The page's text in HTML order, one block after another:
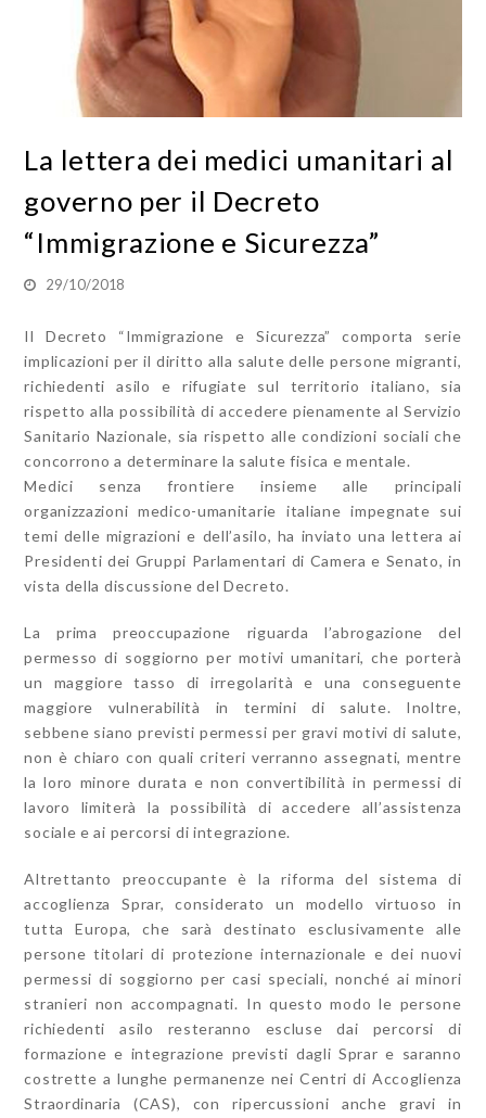
La lettera dei medici umanitari al
governo per il Decreto
“Immigrazione e Sicurezza”
29/10/2018
Il Decreto “Immigrazione e Sicurezza” comporta serie
implicazioni per il diritto alla salute delle persone migranti,
richiedenti asilo e rifugiate sul territorio italiano, sia
rispetto alla possibilità di accedere pienamente al Servizio
Sanitario Nazionale, sia rispetto alle condizioni sociali che
concorrono a determinare la salute fisica e mentale.
Medici senza frontiere insieme alle principali
organizzazioni medico-umanitarie italiane impegnate sui
temi delle migrazioni e dell’asilo, ha inviato una lettera ai
Presidenti dei Gruppi Parlamentari di Camera e Senato, in
vista della discussione del Decreto.
La prima preoccupazione riguarda l’abrogazione del
permesso di soggiorno per motivi umanitari, che porterà
un maggiore tasso di irregolarità e una conseguente
maggiore vulnerabilità in termini di salute. Inoltre,
sebbene siano previsti permessi per gravi motivi di salute,
non è chiaro con quali criteri verranno assegnati, mentre
la loro minore durata e non convertibilità in permessi di
lavoro limiterà la possibilità di accedere all’assistenza
sociale e ai percorsi di integrazione.
Altrettanto preoccupante è la riforma del sistema di
accoglienza Sprar, considerato un modello virtuoso in
tutta Europa, che sarà destinato esclusivamente alle
persone titolari di protezione internazionale e dei nuovi
permessi di soggiorno per casi speciali, nonché ai minori
stranieri non accompagnati. In questo modo le persone
richiedenti asilo resteranno escluse dai percorsi di
formazione e integrazione previsti dagli Sprar e saranno
costrette a lunghe permanenze nei Centri di Accoglienza
Straordinaria (CAS), con ripercussioni anche gravi in